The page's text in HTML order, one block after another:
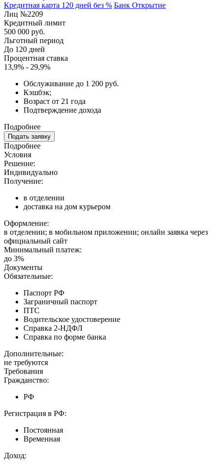
Кредитная карта 120 дней без % Банк Открытие
Лиц №2209
Кредитный лимит
500 000 руб.
Льготный период
До 120 дней
Процентная ставка
13,9% - 29,9%
Обслуживание до 1 200 руб.
Кэшбэк;
Возраст от 21 года
Подтверждение дохода
Подробнее
Подать заявку
Подробнее
Условия
Решение:
Индивидуально
Получение:
в отделении
доставка на дом курьером
Оформление:
в отделении; в мобильном приложении; онлайн заявка через
официальный сайт
Минимальный платеж:
до 3%
Документы
Обязательные:
Паспорт РФ
Заграничный паспорт
ПТС
Водительское удостоверение
Справка 2-НДФЛ
Справка по форме банка
Дополнительные:
не требуются
Требования
Гражданство:
РФ
Регистрация в РФ:
Постоянная
Временная
Доход: